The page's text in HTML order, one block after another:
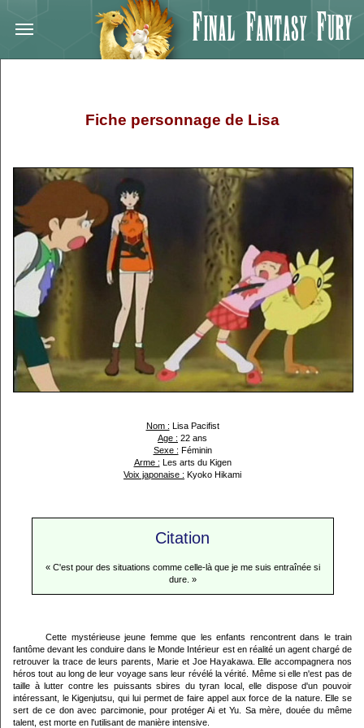
Fiche personnage de Lisa
Nom : Lisa Pacifist
Age : 22 ans
Sexe : Féminin
Arme : Les arts du Kigen
Voix japonaise : Kyoko Hikami
Citation
« C'est pour des situations comme celle-là que je me suis entraînée si
dure. »
Cette mystérieuse jeune femme que les enfants rencontrent dans le train
fantôme devant les conduire dans le Monde Intérieur est en réalité un agent chargé de
retrouver la trace de leurs parents, Marie et Joe Hayakawa. Elle accompagnera nos
héros tout au long de leur voyage sans leur révélé la vérité. Même si elle n'est pas de
taille à lutter contre les puissants sbires du tyran local, elle dispose d'un pouvoir
intéressant, le Kigenjutsu, qui lui permet de faire appel aux force de la nature. Elle se
sert de ce don avec parcimonie, pour protéger Ai et Yu. Sa mère, douée du même
talent, est morte en l'utilisant de manière intensive.